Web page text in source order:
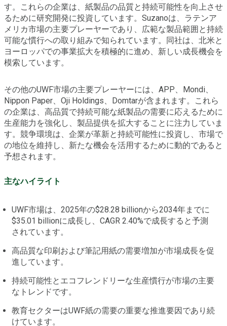
す。これらの企業は、紙製品の品質と持続可能性を向上させ
るために研究開発に投資しています。Suzanoは、ラテンア
メリカ市場の主要プレーヤーであり、広範な製品範囲と持続
可能な慣行への取り組みで知られています。同社は、北米と
ヨーロッパでの事業拡大を積極的に進め、新しい成長機会を
模索しています。
その他のUWF市場の主要プレーヤーには、APP、Mondi、
Nippon Paper、Oji Holdings、Domtarが含まれます。これら
の企業は、高品質で持続可能な紙製品の需要に応えるために
生産能力を強化し、製品提供を拡大することに注力していま
す。競争環境は、企業が革新と持続可能性に投資し、市場で
の地位を維持し、新たな機会を活用するために動的であると
予想されます。
主なハイライト
UWF市場は、2025年の$28.28 billionから2034年までに
$35.01 billionに成長し、CAGR 2.40%で成長すると予測
されています。
高品質な印刷および筆記用紙の需要増加が市場成長を促
進しています。
持続可能性とエコフレンドリーな生産慣行が市場の主要
なトレンドです。
教育セクターはUWF紙の需要の重要な推進要因であり続
けています。